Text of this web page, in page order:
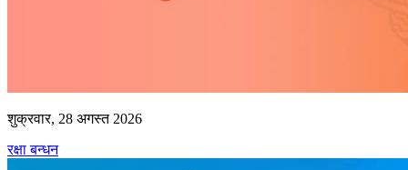
शुक्रवार, 28 अगस्त 2026
रक्षा बन्धन